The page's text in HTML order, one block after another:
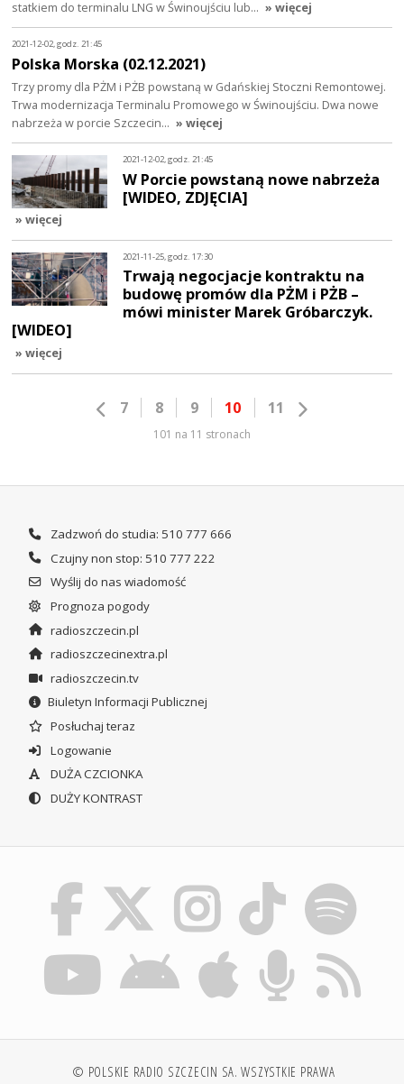
statkiem do terminalu LNG w Świnoujściu lub… » więcej
2021-12-02, godz. 21:45
Polska Morska (02.12.2021)
Trzy promy dla PŻM i PŻB powstaną w Gdańskiej Stoczni Remontowej.
Trwa modernizacja Terminalu Promowego w Świnoujściu. Dwa nowe
nabrzeża w porcie Szczecin… » więcej
2021-12-02, godz. 21:45
W Porcie powstaną nowe nabrzeża
[WIDEO, ZDJĘCIA]
» więcej
2021-11-25, godz. 17:30
Trwają negocjacje kontraktu na
budowę promów dla PŻM i PŻB –
mówi minister Marek Gróbarczyk.
[WIDEO]
» więcej
7 8 9 10 11
101 na 11 stronach
Zadzwoń do studia: 510 777 666
Czujny non stop: 510 777 222
Wyślij do nas wiadomość
Prognoza pogody
radioszczecin.pl
radioszczecinextra.pl
radioszczecin.tv
Biuletyn Informacji Publicznej
Posłuchaj teraz
Logowanie
DUŻA CZCIONKA
DUŻY KONTRAST
© POLSKIE RADIO SZCZECIN SA. WSZYSTKIE PRAWA